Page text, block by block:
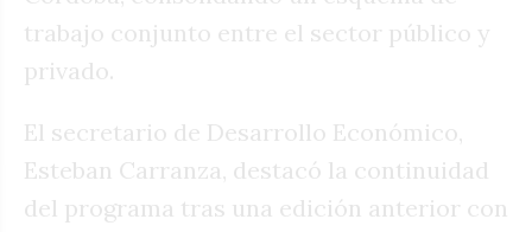
trabajo conjunto entre el sector público y
privado.
El secretario de Desarrollo Económico,
Esteban Carranza, destacó la continuidad
del programa tras una edición anterior con